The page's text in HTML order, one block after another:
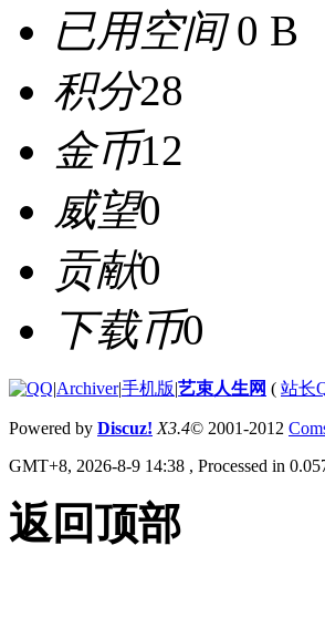
已用空间0 B
积分28
金币12
威望0
贡献0
下载币0
|Archiver|手机版|艺束人生网 ( 站长
Powered by Discuz! X3.4© 2001-2012
GMT+8, 2026-8-9 14:38 , Processed in
返回顶部